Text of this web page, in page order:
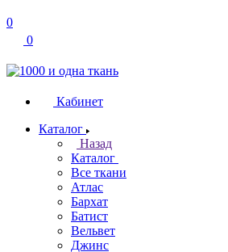
0
0
Кабинет
Каталог
Назад
Каталог
Все ткани
Атлас
Бархат
Батист
Вельвет
Джинс